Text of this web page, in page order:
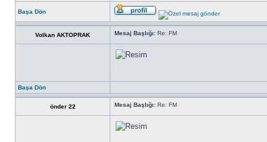
Başa Dön
Volkan AKTOPRAK Mesaj Başlığı: Re: FM
Başa Dön
önder 22 Mesaj Başlığı: Re: FM